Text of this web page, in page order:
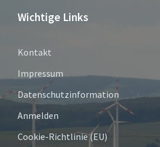
Wichtige Links
Kontakt
Impressum
Datenschutzinformation
Anmelden
Cookie-Richtlinie (EU)